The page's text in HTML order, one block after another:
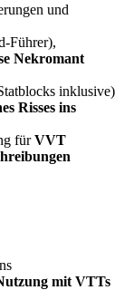
und
Führer),
Nekromant
inklusive)
Risses ins
fürVVT
mit VTTs